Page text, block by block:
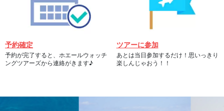
予約確定
予約が完了すると、ホエールウォッチ
ングツアーズから連絡がきます♪
ツアーに参加
あとは当日参加するだけ！思いっきり
楽しんじゃおう！！